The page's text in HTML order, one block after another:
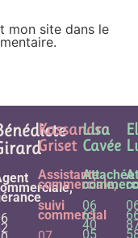
mon site dans le
Kassandra
Griset
Assistante
commerciale,
suivi
commercial
Lisa
Cavée
Attachée
06
61
40
05